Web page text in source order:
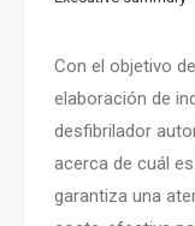
Con el objetivo
elaboración de
desfibrilador
acerca de cuál
garantiza una